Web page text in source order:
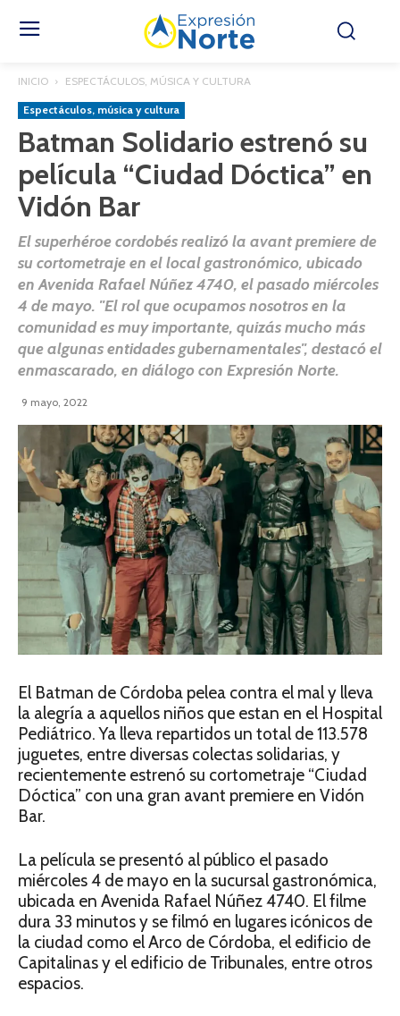
INICIO ESPECTÁCULOS, MÚSICA Y CULTURA
Espectáculos, música y cultura
Batman Solidario estrenó su
película “Ciudad Dóctica” en
Vidón Bar
El superhéroe cordobés realizó la avant premiere de
su cortometraje en el local gastronómico, ubicado
en Avenida Rafael Núñez 4740, el pasado miércoles
4 de mayo. "El rol que ocupamos nosotros en la
comunidad es muy importante, quizás mucho más
que algunas entidades gubernamentales", destacó el
enmascarado, en diálogo con Expresión Norte.
9 mayo, 2022
El Batman de Córdoba pelea contra el mal y lleva
la alegría a aquellos niños que estan en el Hospital
Pediátrico. Ya lleva repartidos un total de 113.578
juguetes, entre diversas colectas solidarias, y
recientemente estrenó su cortometraje “Ciudad
Dóctica” con una gran avant premiere en Vidón
Bar.
La película se presentó al público el pasado
miércoles 4 de mayo en la sucursal gastronómica,
ubicada en Avenida Rafael Núñez 4740. El filme
dura 33 minutos y se filmó en lugares icónicos de
la ciudad como el Arco de Córdoba, el edificio de
Capitalinas y el edificio de Tribunales, entre otros
espacios.